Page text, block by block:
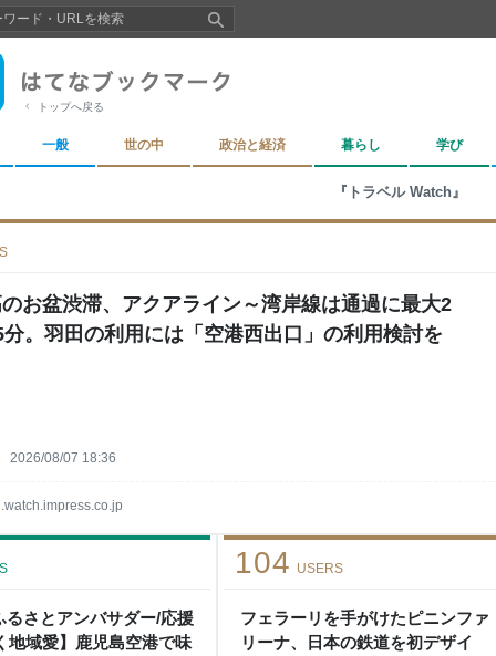
トップへ戻る
一般 世の中 政治と経済 暮らし 学び
『トラベル Watch』
お盆渋滞、アクアライン～湾岸線は通過に最大2
分。羽田の利用には「空港西出口」の利用検討を
2026/08/07 18:36
るさとアンバサダー/応援
地域愛】鹿児島空港で味
フェラーリを手がけたピニンファ
リーナ、日本の鉄道を初デザイ
104 USERS